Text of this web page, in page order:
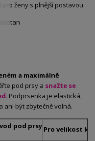
ženy s plnější postavou
a maximálně
pod prsy a snažte se
. Podprsenka je elastická,
ani být zbytečně volná.
pod prsy Pro velikost